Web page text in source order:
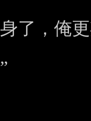
了，俺